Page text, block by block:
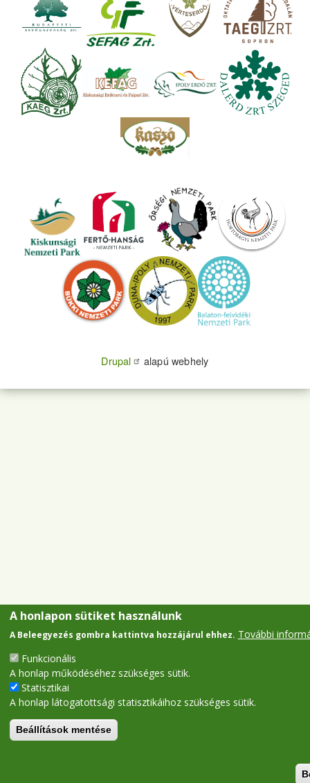
Drupal alapú webhely
A honlapon sütiket használunk
A Beleegyezés gombra kattintva hozzájárul ehhez. További
Funkcionális
A honlap működéséhez szükséges sütik.
Statisztikai
A honlap látogatottsági statisztikáihoz szükséges sütik.
Beállítások mentése